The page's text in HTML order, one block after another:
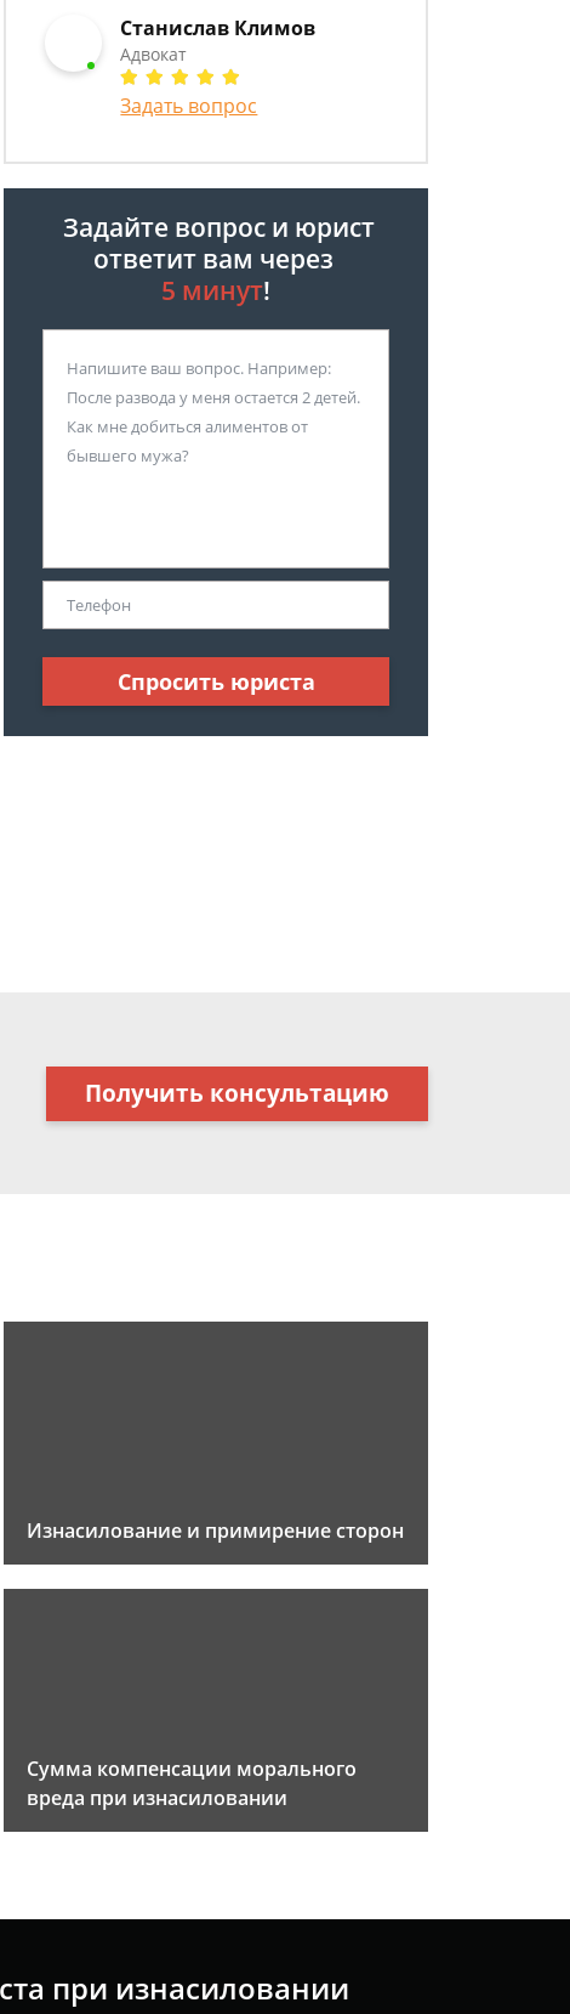
Станислав Климов
Адвокат
Задать вопрос
Задайте вопрос и юрист
ответит вам через
5 минут!
Спросить юриста
Получить консультацию
Изнасилование и примирение сторон
Сумма компенсации морального
вреда при изнасиловании
при изнасиловании